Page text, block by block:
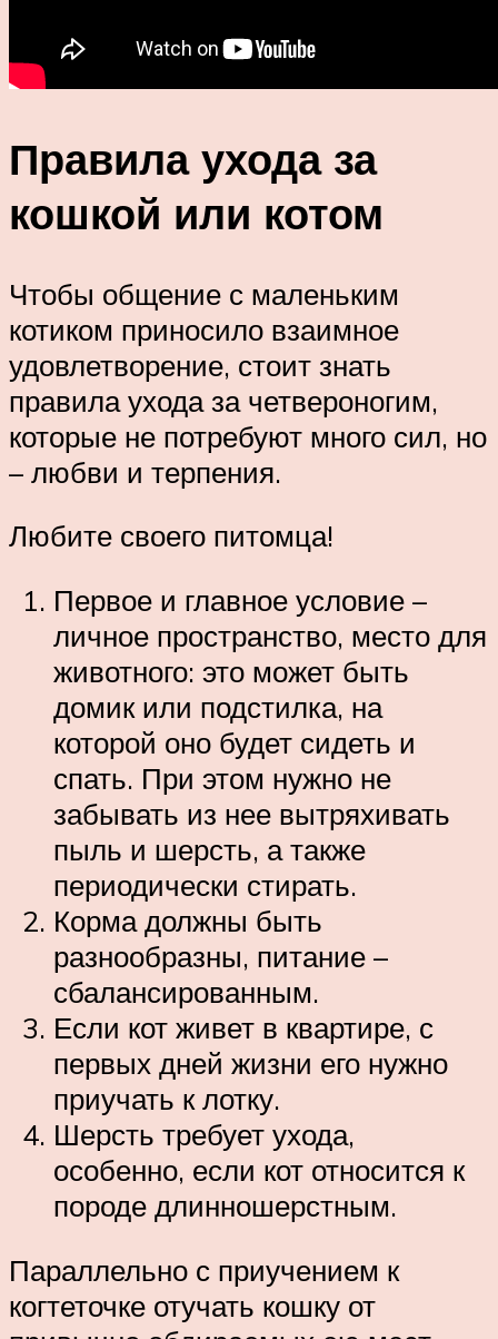
Правила ухода за
кошкой или котом
Чтобы общение с маленьким
котиком приносило взаимное
удовлетворение, стоит знать
правила ухода за четвероногим,
которые не потребуют много сил, но
– любви и терпения.
Любите своего питомца!
Первое и главное условие –
личное пространство, место для
животного: это может быть
домик или подстилка, на
которой оно будет сидеть и
спать. При этом нужно не
забывать из нее вытряхивать
пыль и шерсть, а также
периодически стирать.
Корма должны быть
разнообразны, питание –
сбалансированным.
Если кот живет в квартире, с
первых дней жизни его нужно
приучать к лотку.
Шерсть требует ухода,
особенно, если кот относится к
породе длинношерстным.
Параллельно с приучением к
когтеточке отучать кошку от